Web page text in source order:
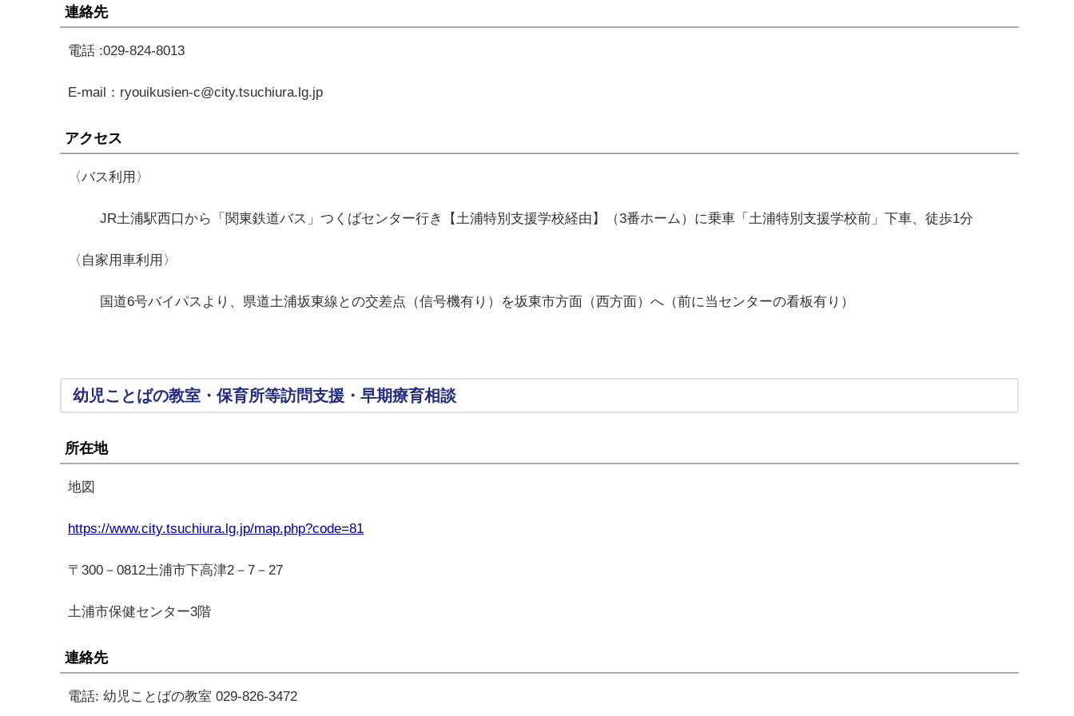
連絡先
電話 :029-824-8013
E-mail：ryouikusien-c@city.tsuchiura.lg.jp
アクセス
〈バス利用〉
JR土浦駅西口から「関東鉄道バス」つくばセンター行き【土浦特別支援学校経由】（3番ホーム）に乗車「土浦特別支援学校前」下車、徒歩1分
〈自家用車利用〉
国道6号バイパスより、県道土浦坂東線との交差点（信号機有り）を坂東市方面（西方面）へ（前に当センターの看板有り）
幼児ことばの教室・保育所等訪問支援・早期療育相談
所在地
地図
https://www.city.tsuchiura.lg.jp/map.php?code=81
〒300－0812土浦市下高津2－7－27
土浦市保健センター3階
連絡先
電話: 幼児ことばの教室 029-826-3472